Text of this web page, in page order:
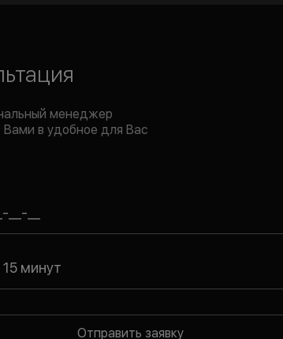
менеджер
Вами в удобное для Вас
минут
Отправить заявку